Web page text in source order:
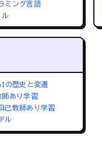
ミング言語
ル
の歴史と変遷
師あり学習
己教師あり学習
ル